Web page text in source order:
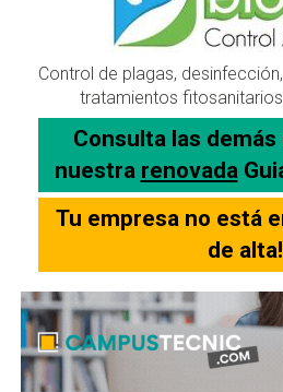
Control de plagas,
tratamientos
Consulta las
nuestra renovada
Tu empresa no está
de alta!